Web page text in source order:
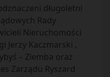
długoletni
Rady
Nieruchomości
Jerzy Kaczmarski ,
– Ziemba oraz
Zarządu Ryszard